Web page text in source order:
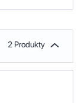
2 Produkty